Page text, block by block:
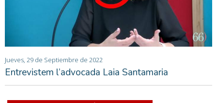
Jueves, 29 de Septiembre de 2022
Entrevistem l’advocada Laia Santamaria